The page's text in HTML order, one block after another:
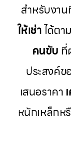
สำหรับงา
ให้เช่าได้ตา
คนขับ ที่
ประสงค์
เสนอราคา
หนักเหล็ก